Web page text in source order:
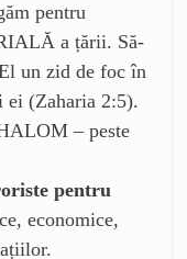
pentru
a țării. Să-
un zid de foc în
ei (Zaharia 2:5).
– peste
pentru
economice,